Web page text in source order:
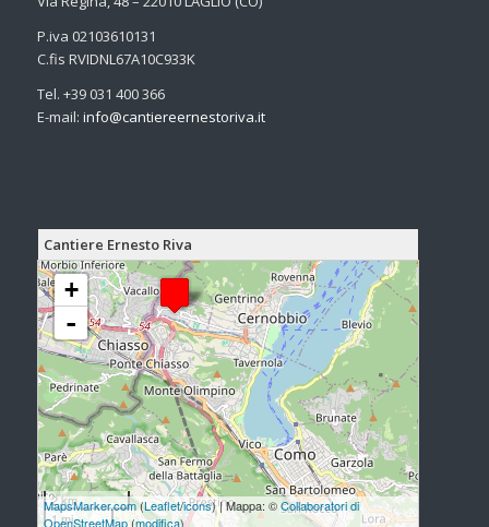
P.iva 02103610131
C.fis RVIDNL67A10C933K
Tel. +39 031 400 366
E-mail: info@cantiereernestoriva.it
Cantiere Ernesto Riva
Caricamento delle mappe in corso - restare in attesa...
+
-
2 km
1 mi
MapsMarker.com(Leaflet/icons) | Mappa: ©Collaboratori di
OpenStreetMap(modifica)